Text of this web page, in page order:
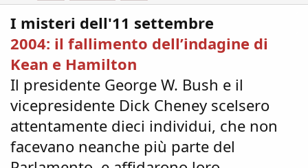
I misteri dell'11 settembre
2004: il fallimento dell’indagine di
Kean e Hamilton
Il presidente George W. Bush e il
vicepresidente Dick Cheney scelsero
attentamente dieci individui, che non
facevano neanche più parte del